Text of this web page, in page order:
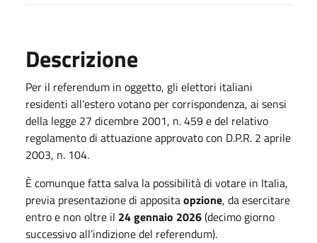
Descrizione
Per il referendum in oggetto, gli elettori italiani
residenti all’estero votano per corrispondenza, ai sensi
della legge 27 dicembre 2001, n. 459 e del relativo
regolamento di attuazione approvato con D.P.R. 2 aprile
2003, n. 104.
È comunque fatta salva la possibilità di votare in Italia,
previa presentazione di appositaopzione, da esercitare
entro e non oltre il 24 gennaio 2026(decimo giorno
successivo all’indizione del referendum).